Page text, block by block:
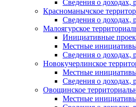
Сведения о доходах,
Красноманычское
Сведения о доходах,
Малоягурское
Инициативные
Местные
Сведения о доходах,
Новокучерлинское
Местные
Сведения о доходах,
Овощинское
Местные